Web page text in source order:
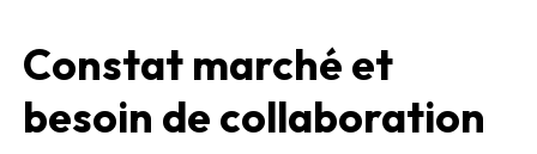
Constat marché et
besoin de collaboration